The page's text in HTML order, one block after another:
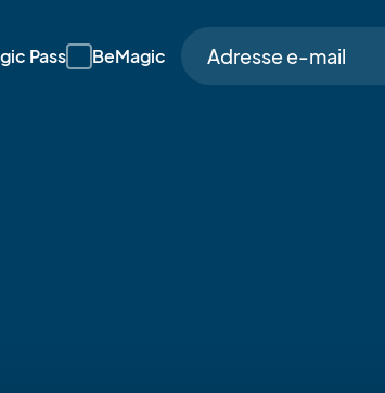
Pass BeMagic